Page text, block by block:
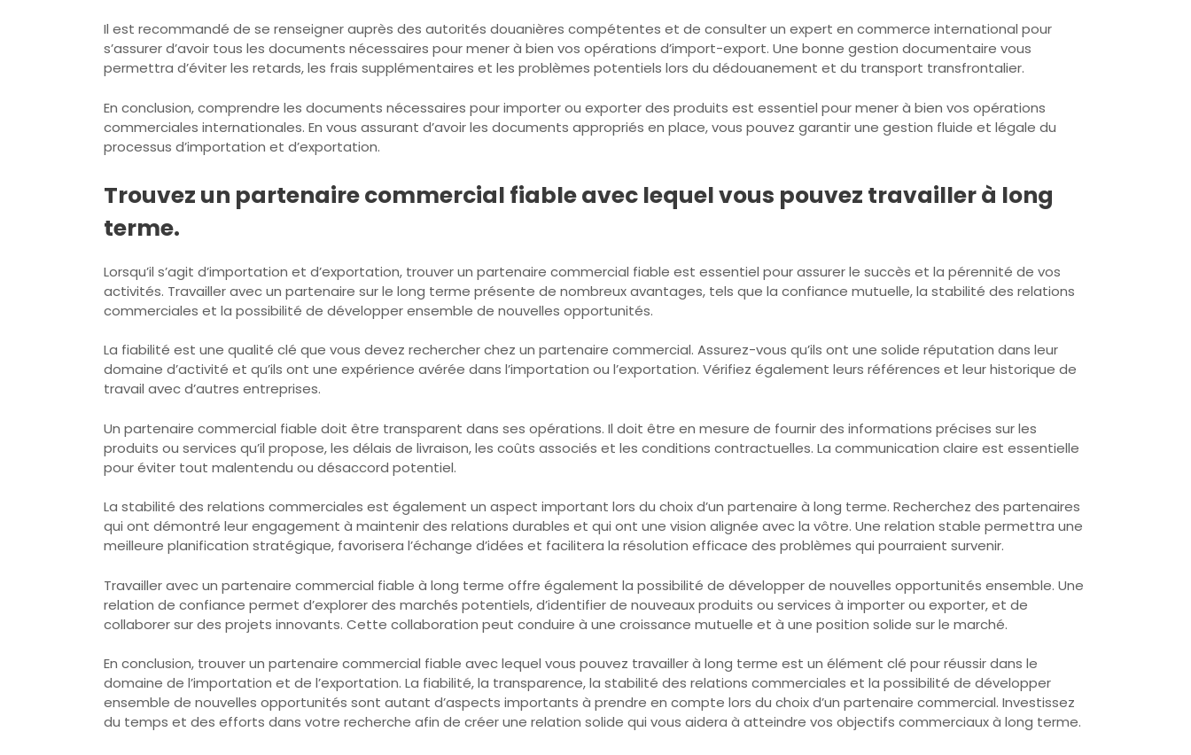
Il est recommandé de se renseigner auprès des autorités douanières compétentes et de consulter un expert en commerce international pour
s’assurer d’avoir tous les documents nécessaires pour mener à bien vos opérations d’import-export. Une bonne gestion documentaire vous
permettra d’éviter les retards, les frais supplémentaires et les problèmes potentiels lors du dédouanement et du transport transfrontalier.
En conclusion, comprendre les documents nécessaires pour importer ou exporter des produits est essentiel pour mener à bien vos opérations
commerciales internationales. En vous assurant d’avoir les documents appropriés en place, vous pouvez garantir une gestion fluide et légale du
processus d’importation et d’exportation.
Trouvez un partenaire commercial fiable avec lequel vous pouvez travailler à long
terme.
Lorsqu’il s’agit d’importation et d’exportation, trouver un partenaire commercial fiable est essentiel pour assurer le succès et la pérennité de vos
activités. Travailler avec un partenaire sur le long terme présente de nombreux avantages, tels que la confiance mutuelle, la stabilité des relations
commerciales et la possibilité de développer ensemble de nouvelles opportunités.
La fiabilité est une qualité clé que vous devez rechercher chez un partenaire commercial. Assurez-vous qu’ils ont une solide réputation dans leur
domaine d’activité et qu’ils ont une expérience avérée dans l’importation ou l’exportation. Vérifiez également leurs références et leur historique de
travail avec d’autres entreprises.
Un partenaire commercial fiable doit être transparent dans ses opérations. Il doit être en mesure de fournir des informations précises sur les
produits ou services qu’il propose, les délais de livraison, les coûts associés et les conditions contractuelles. La communication claire est essentielle
pour éviter tout malentendu ou désaccord potentiel.
La stabilité des relations commerciales est également un aspect important lors du choix d’un partenaire à long terme. Recherchez des partenaires
qui ont démontré leur engagement à maintenir des relations durables et qui ont une vision alignée avec la vôtre. Une relation stable permettra une
meilleure planification stratégique, favorisera l’échange d’idées et facilitera la résolution efficace des problèmes qui pourraient survenir.
Travailler avec un partenaire commercial fiable à long terme offre également la possibilité de développer de nouvelles opportunités ensemble. Une
relation de confiance permet d’explorer des marchés potentiels, d’identifier de nouveaux produits ou services à importer ou exporter, et de
collaborer sur des projets innovants. Cette collaboration peut conduire à une croissance mutuelle et à une position solide sur le marché.
En conclusion, trouver un partenaire commercial fiable avec lequel vous pouvez travailler à long terme est un élément clé pour réussir dans le
domaine de l’importation et de l’exportation. La fiabilité, la transparence, la stabilité des relations commerciales et la possibilité de développer
ensemble de nouvelles opportunités sont autant d’aspects importants à prendre en compte lors du choix d’un partenaire commercial. Investissez
du temps et des efforts dans votre recherche afin de créer une relation solide qui vous aidera à atteindre vos objectifs commerciaux à long terme.